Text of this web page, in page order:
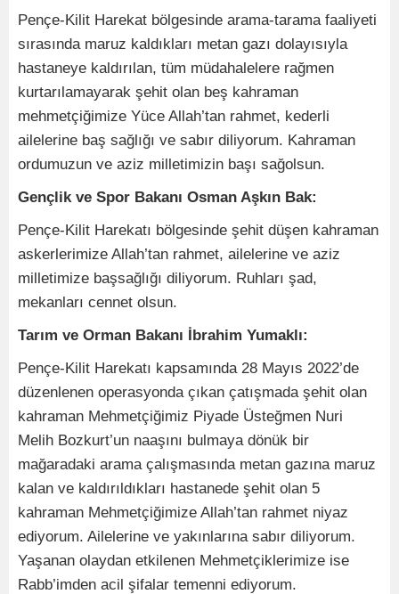
Pençe-Kilit Harekat bölgesinde arama-tarama faaliyeti
sırasında maruz kaldıkları metan gazı dolayısıyla
hastaneye kaldırılan, tüm müdahalelere rağmen
kurtarılamayarak şehit olan beş kahraman
mehmetçiğimize Yüce Allah’tan rahmet, kederli
ailelerine baş sağlığı ve sabır diliyorum. Kahraman
ordumuzun ve aziz milletimizin başı sağolsun.
Gençlik ve Spor Bakanı Osman Aşkın Bak:
Pençe-Kilit Harekatı bölgesinde şehit düşen kahraman
askerlerimize Allah’tan rahmet, ailelerine ve aziz
milletimize başsağlığı diliyorum. Ruhları şad,
mekanları cennet olsun.
Tarım ve Orman Bakanı İbrahim Yumaklı:
Pençe-Kilit Harekatı kapsamında 28 Mayıs 2022’de
düzenlenen operasyonda çıkan çatışmada şehit olan
kahraman Mehmetçiğimiz Piyade Üsteğmen Nuri
Melih Bozkurt’un naaşını bulmaya dönük bir
mağaradaki arama çalışmasında metan gazına maruz
kalan ve kaldırıldıkları hastanede şehit olan 5
kahraman Mehmetçiğimize Allah’tan rahmet niyaz
ediyorum. Ailelerine ve yakınlarına sabır diliyorum.
Yaşanan olaydan etkilenen Mehmetçiklerimize ise
Rabb’imden acil şifalar temenni ediyorum.